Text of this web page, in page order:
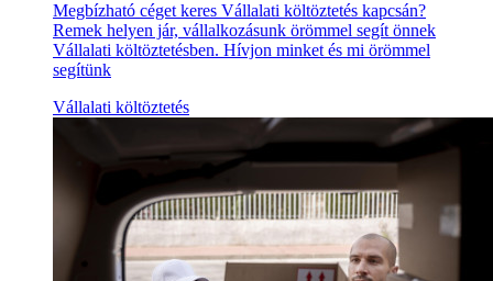
Megbízható céget keres Vállalati költöztetés kapcsán?
Remek helyen jár, vállalkozásunk örömmel segít önnek
Vállalati költöztetésben. Hívjon minket és mi örömmel
segítünk
Vállalati költöztetés